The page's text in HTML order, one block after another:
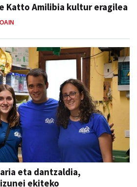
Katto Amilibia kultur eragilea
eta dantzaldia,
ekiteko